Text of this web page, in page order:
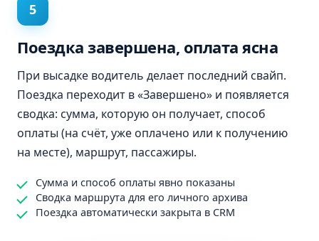
5
Поездка завершена, оплата ясна
При высадке водитель делает последний свайп.
Поездка переходит в «Завершено» и появляется
сводка: сумма, которую он получает, способ
оплаты (на счёт, уже оплачено или к получению
на месте), маршрут, пассажиры.
Сумма и способ оплаты явно показаны
Сводка маршрута для его личного архива
Поездка автоматически закрыта в CRM